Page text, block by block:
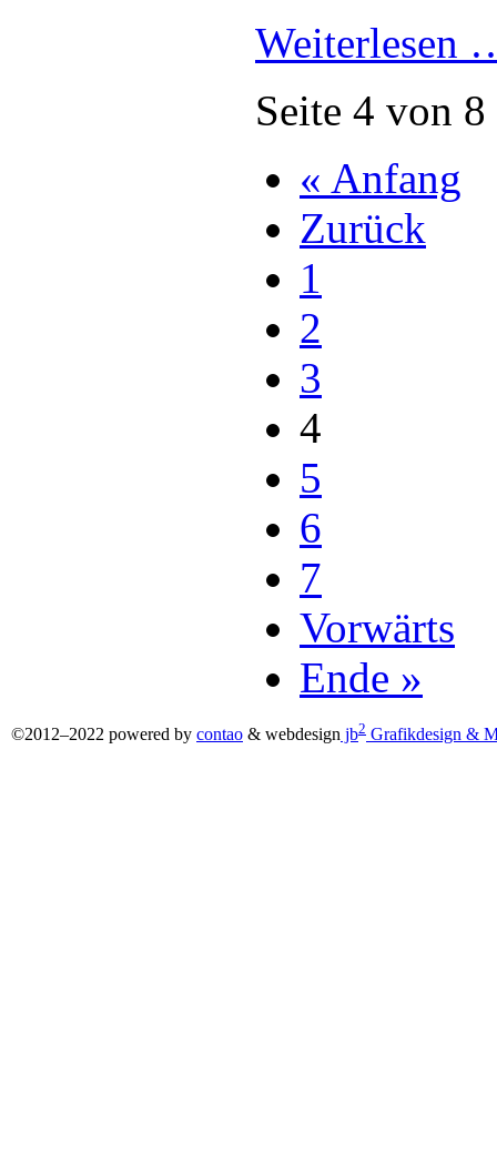
Weiterlesen
Seite 4 von 8
« Anfang
Zurück
1
2
3
4
5
6
7
Vorwärts
Ende »
©2012–2022 powered by contao & webdesign jb2 Grafikdesign &